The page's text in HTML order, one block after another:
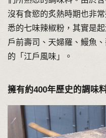
沒有食慾的炙熱時期也非
悉的七味辣椒粉，其實是
戶前壽司、天婦羅、鰻魚
的「江戶風味」。
擁有約400年歷史的調味